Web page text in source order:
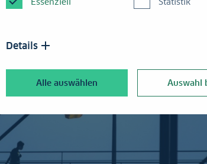
Details
Alle auswählen Auswahl